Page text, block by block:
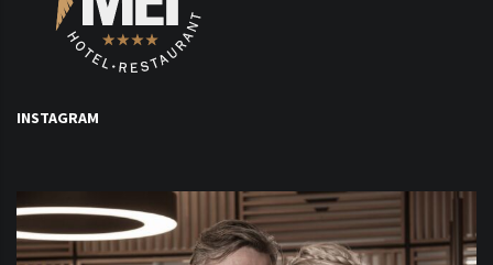
INSTAGRAM